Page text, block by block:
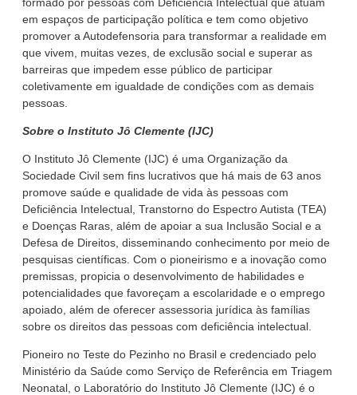
em espaços de participação política e tem como objetivo
promover a Autodefensoria para transformar a realidade em
que vivem, muitas vezes, de exclusão social e superar as
barreiras que impedem esse público de participar
coletivamente em igualdade de condições com as demais
pessoas.
Sobre o Instituto Jô Clemente (IJC)
O Instituto Jô Clemente (IJC) é uma Organização da
Sociedade Civil sem fins lucrativos que há mais de 63 anos
promove saúde e qualidade de vida às pessoas com
Deficiência Intelectual, Transtorno do Espectro Autista (TEA)
e Doenças Raras, além de apoiar a sua Inclusão Social e a
Defesa de Direitos, disseminando conhecimento por meio de
pesquisas científicas. Com o pioneirismo e a inovação como
premissas, propicia o desenvolvimento de habilidades e
potencialidades que favoreçam a escolaridade e o emprego
apoiado, além de oferecer assessoria jurídica às famílias
sobre os direitos das pessoas com deficiência intelectual.
Pioneiro no Teste do Pezinho no Brasil e credenciado pelo
Ministério da Saúde como Serviço de Referência em Triagem
Neonatal, o Laboratório do Instituto Jô Clemente (IJC) é o